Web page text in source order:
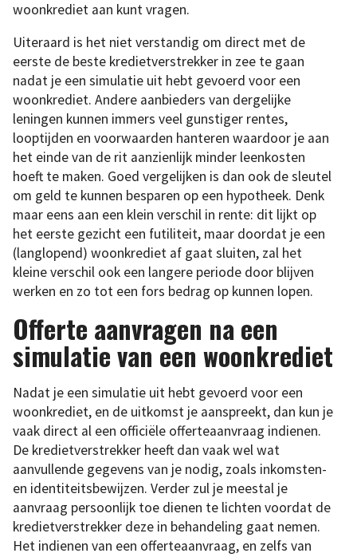
woonkrediet aan kunt vragen.
Uiteraard is het niet verstandig om direct met de
eerste de beste kredietverstrekker in zee te gaan
nadat je een simulatie uit hebt gevoerd voor een
woonkrediet. Andere aanbieders van dergelijke
leningen kunnen immers veel gunstiger rentes,
looptijden en voorwaarden hanteren waardoor je aan
het einde van de rit aanzienlijk minder leenkosten
hoeft te maken. Goed vergelijken is dan ook de sleutel
om geld te kunnen besparen op een hypotheek. Denk
maar eens aan een klein verschil in rente: dit lijkt op
het eerste gezicht een futiliteit, maar doordat je een
(langlopend) woonkrediet af gaat sluiten, zal het
kleine verschil ook een langere periode door blijven
werken en zo tot een fors bedrag op kunnen lopen.
Offerte aanvragen na een
simulatie van een woonkrediet
Nadat je een simulatie uit hebt gevoerd voor een
woonkrediet, en de uitkomst je aanspreekt, dan kun je
vaak direct al een officiële offerteaanvraag indienen.
De kredietverstrekker heeft dan vaak wel wat
aanvullende gegevens van je nodig, zoals inkomsten-
en identiteitsbewijzen. Verder zul je meestal je
aanvraag persoonlijk toe dienen te lichten voordat de
kredietverstrekker deze in behandeling gaat nemen.
Het indienen van een offerteaanvraag, en zelfs van